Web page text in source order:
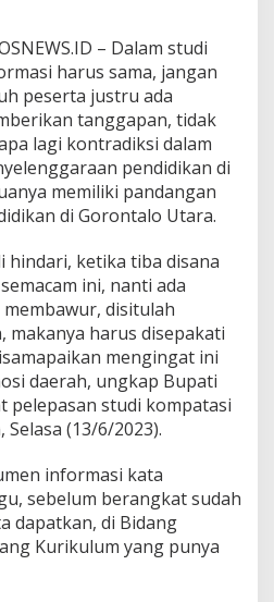
i
K
o
m
p
a
r
a
s
– Dalam studi
harus sama, jangan
peserta justru ada
tanggapan, tidak
lagi kontradiksi dalam
pendidikan di
memiliki pandangan
di Gorontalo Utara.
hindari, ketika tiba disana
ini, nanti ada
disitulah
harus disepakati
mengingat ini
daerah, ungkap Bupati
pelepasan studi kompatasi
(13/6/2023).
informasi kata
sebelum berangkat sudah
dapatkan, di Bidang
Kurikulum yang punya